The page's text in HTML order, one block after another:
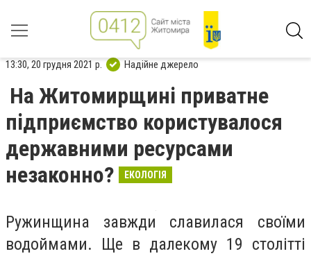
13:30, 20 грудня 2021 р. Надійне джерело
На Житомирщині приватне
підприємство користувалося
державними ресурсами
незаконно?
ЕКОЛОГІЯ
Ружинщина завжди славилася своїми
водоймами. Ще в далекому 19 столітті